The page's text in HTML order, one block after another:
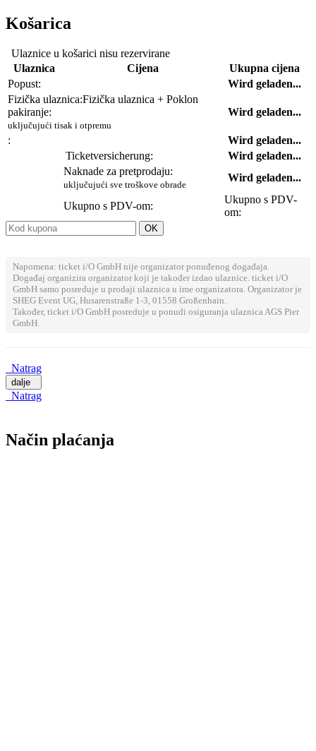
Košarica
Ulaznice u košarici nisu rezervirane
Ulaznica
Cijena
Ukupna cijena
Popust:
Wird geladen...
Fizička ulaznica:Fizička ulaznica + Poklon
pakiranje:
uključujući tisak i otpremu
Wird geladen...
:
Wird geladen...
Ticketversicherung:
Wird geladen...
Naknade za pretprodaju:
uključujući sve troškove obrade
Wird geladen...
Ukupno s PDV-om:
Ukupno s PDV-
om:
Napomena: ticket i/O GmbH nije organizator ponuđenog događaja.
Događaj organizira organizator koji je također izdao ulaznice. ticket i/O
GmbH samo posreduje u prodaji ulaznica u ime organizatora. Organizator je
SHEG Event UG, Husarenstraße 1-3, 01558 Großenhain.
Također, ticket i/O GmbH posreduje u ponudi osiguranja ulaznica AGS Pier
GmbH.
Natrag
dalje
Natrag
Način plaćanja